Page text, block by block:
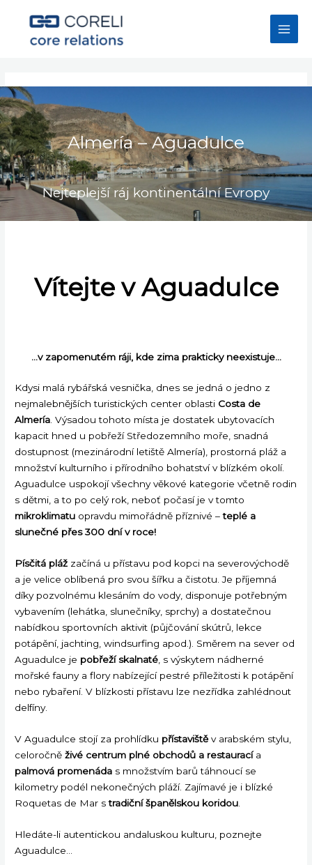
Main
Almería – Aguadulce
Nejteplejší ráj kontinentální Evropy
Vítejte v Aguadulce
…v zapomenutém ráji, kde zima prakticky neexistuje…
Kdysi malá rybářská vesnička, dnes se jedná o jedno z
nejmalebnějších turistických center oblasti Costa de
Almería. Výsadou tohoto místa je dostatek ubytovacích
kapacit hned u pobřeží Středozemního moře, snadná
dostupnost (mezinárodní letiště Almería), prostorná pláž a
množství kulturního i přírodního bohatství v blízkém okolí.
Aguadulce uspokojí všechny věkové kategorie včetně rodin
s dětmi, a to po celý rok, neboť počasí je v tomto
mikroklimatu opravdu mimořádně příznivé –teplé a
slunečné přes 300 dní v roce!
Písčitá pláž začíná u přístavu pod kopci na severovýchodě
a je velice oblíbená pro svou šířku a čistotu. Je příjemná
díky pozvolnému klesáním do vody, disponuje potřebným
vybavením (lehátka, slunečníky, sprchy) a dostatečnou
nabídkou sportovních aktivit (půjčování skútrů, lekce
potápění, jachting, windsurfing apod.). Směrem na sever od
Aguadulce je pobřeží skalnaté, s výskytem nádherné
mořské fauny a flory nabízející pestré příležitosti k potápění
nebo rybaření. V blízkosti přístavu lze nezřídka zahlédnout
delfíny.
V Aguadulce stojí za prohlídku přístavištěv arabském stylu,
celoročněživé centrum plné obchodů a restauracía
palmová promenáda s množstvím barů táhnoucí se
kilometry podél nekonečných pláží. Zajímavé je i blízké
Roquetas de Mar stradiční španělskou koridou.
Hledáte-li autentickou andaluskou kulturu, poznejte
Aguadulce…